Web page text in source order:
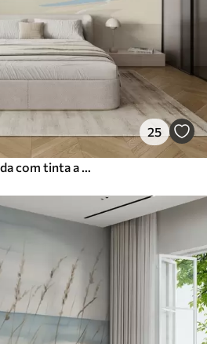
25